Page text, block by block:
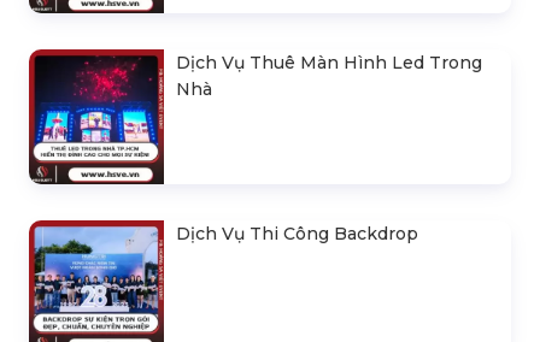
Dịch Vụ Thuê Màn Hình Led Trong
Nhà
Dịch Vụ Thi Công Backdrop